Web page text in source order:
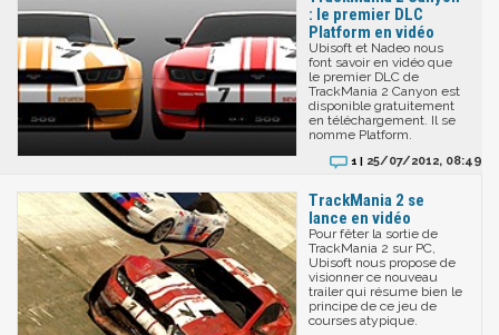
: le premier DLC
Platform en vidéo
Ubisoft et Nadeo nous
font savoir en vidéo que
le premier DLC de
TrackMania 2 Canyon est
disponible gratuitement
en téléchargement. Il se
nomme Platform.
1 | 25/07/2012, 08:49
TrackMania 2 se
lance en vidéo
Pour fêter la sortie de
TrackMania 2 sur PC,
Ubisoft nous propose de
visionner ce nouveau
trailer qui résume bien le
principe de ce jeu de
courses atypique.